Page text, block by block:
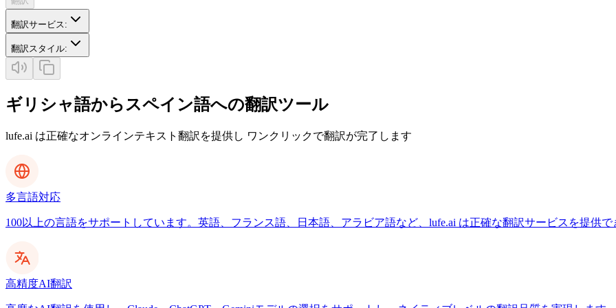
翻訳サービス :
翻訳スタイル:
ギリシャ語からスペイン語への翻訳ツール
lufe.ai は正確なオンラインテキスト翻訳を提供し ワンクリックで翻訳が完了します
多言語対応
100以上の言語をサポートしています。英語、フランス語、日本語、アラビア語など、lufe.ai は正確な翻訳サービスを提供で
高精度AI翻訳